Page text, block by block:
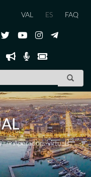
VAL ES FAQ
Aparadors virtuals